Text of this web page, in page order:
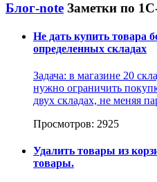
Блог-note Заметки по
Не дать купить товара
определенных складах
Задача: в магазине 20
нужно ограничить
двух складах, не меняя
Просмотров: 2925
Удалить товары из
товары.